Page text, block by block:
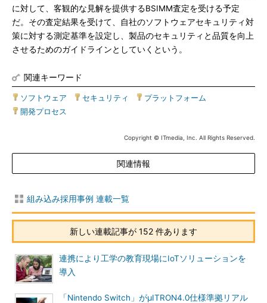
に対して、客観的な見解を提供するBSIMM査定を受ける予定
だ。その査定結果を受けて、自社のソフトウェアセキュリティ対
策に対する測定基準を設定し、製品のセキュリティと品質を向上
させるためのガイドラインとしていくという。
関連キーワード
ソフトウェア セキュリティ プラットフォーム
開発プロセス
Copyright © ITmedia, Inc. All Rights Reserved.
関連情報
組み込み採用事例 連載一覧
新しい連載記事が 152 件あります
連携により工学の教育現場にIoTソリューションを
導入
「Nintendo Switch」がμITRON4.0仕様準拠リアル